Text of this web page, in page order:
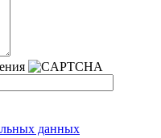
данных